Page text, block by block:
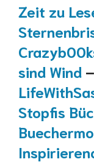
Zeit zu
sind Wind –
Stopfis